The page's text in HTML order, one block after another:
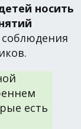
носить
соблюдения
есть